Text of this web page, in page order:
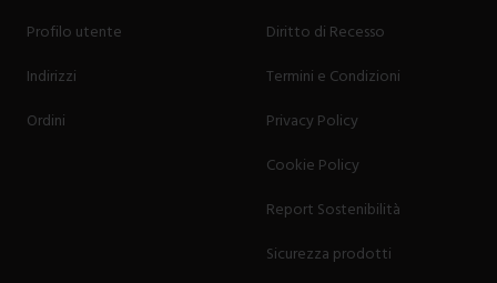
Profilo utente
Indirizzi
Ordini
Diritto di Recesso
Termini e Condizioni
Privacy Policy
Cookie Policy
Report Sostenibilità
Sicurezza prodotti